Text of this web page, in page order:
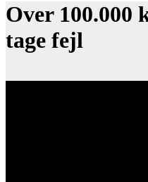
Over 100.000
tage fejl